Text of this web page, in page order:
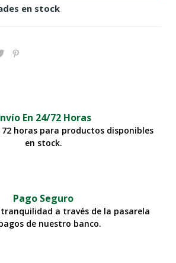
en stock
En 24/72 Horas
72 horas para productos disponibles
en stock.
Pago Seguro
a través de la pasarela
de nuestro banco.